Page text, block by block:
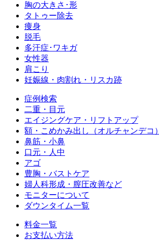
胸の大きさ･形
タトゥー除去
痩身
脱毛
多汗症･ワキガ
女性器
肩こり
妊娠線・肉割れ・リスカ跡
症例検索
二重・目元
エイジングケア・リフトアップ
額・こめかみ出し（オルチャンデコ）
鼻筋・小鼻
口元・人中
アゴ
豊胸・バストケア
婦人科形成・膣圧改善など
モニターについて
ダウンタイム一覧
料金一覧
お支払い方法